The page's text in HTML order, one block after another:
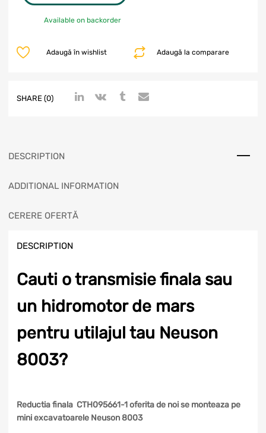
Available on backorder
Adaugă la comparare
Adaugă în wishlist
SHARE (0)
DESCRIPTION
ADDITIONAL INFORMATION
CERERE OFERTĂ
DESCRIPTION
Cauti o transmisie finala sau
un hidromotor de mars
pentru utilajul tau Neuson
8003?
Reductia finala CTH095661-1 oferita de noi se monteaza pe
mini excavatoarele Neuson 8003